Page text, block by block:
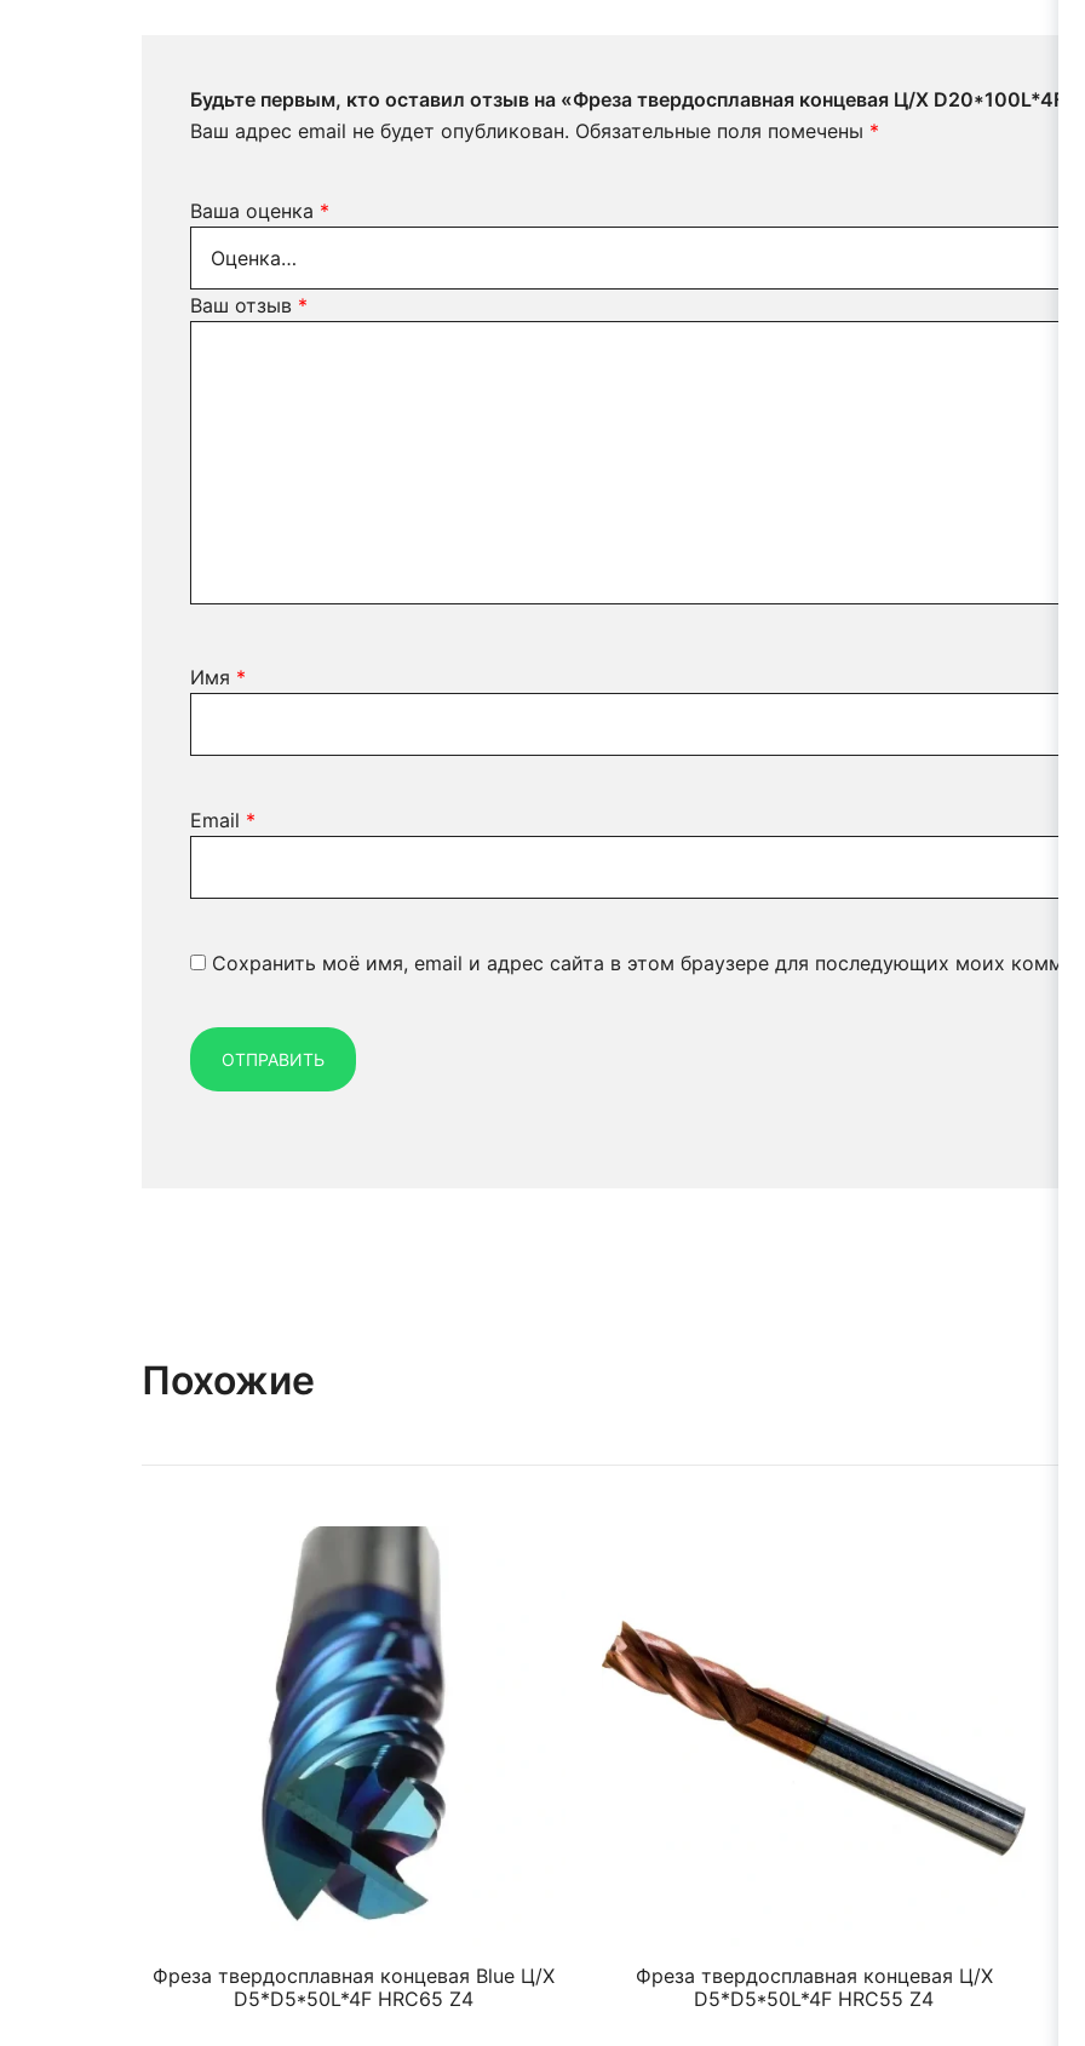
Будьте первым, кто оставил отзыв на «Фреза твердосплавная концевая Ц/Х D20*100L*4F
Ваш адрес email не будет опубликован. Обязательные поля помечены *
Ваша оценка *
Ваш отзыв *
Имя *
Email *
Сохранить моё имя, email и адрес сайта в этом браузере для последующих моих
Похожие
Фреза твердосплавная концевая Blue Ц/Х
D5*D5*50L*4F HRC65 Z4
Фреза твердосплавная концевая Ц/Х
D5*D5*50L*4F HRC55 Z4